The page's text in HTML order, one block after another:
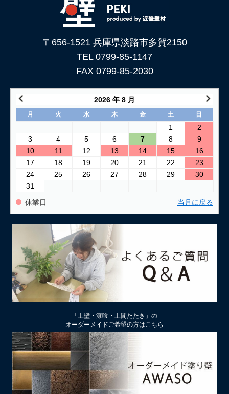
〒656-1521 兵庫県淡路市多賀2150
TEL 0799-85-1147
FAX 0799-85-2030
2026 年 8 月
月 火 水 木 金 土 日
1
2
3
4 5 6 7 8
9
10
11 12 13 14 15
16
17
18 19 20 21 22
23
24
25 26 27 28 29
30
31
休業日 当月に戻る
「土壁・漆喰・土間たたき」の
オーダーメイドご希望の方はこちら